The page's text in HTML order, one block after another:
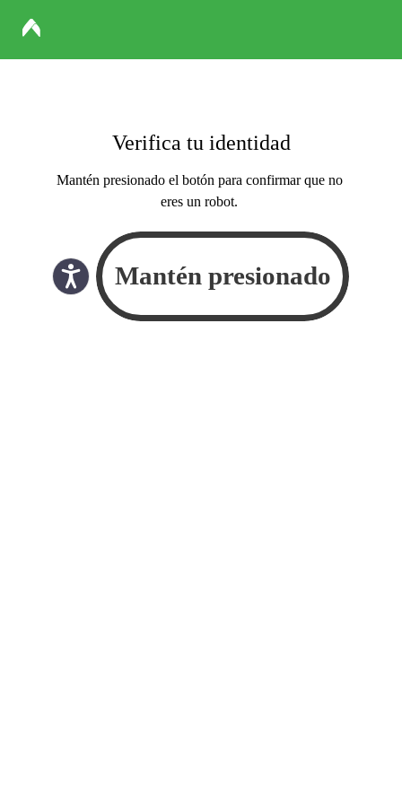
Verifica tu identidad
Mantén presionado el botón para confirmar que no
eres un robot.